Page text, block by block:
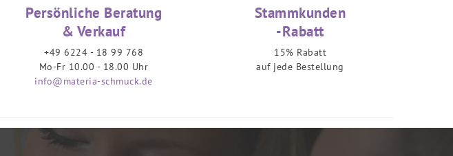
Persönliche Beratung
& Verkauf
+49 6224 - 18 99 768
Mo-Fr 10.00 - 18.00 Uhr
info@materia-schmuck.de
Stammkunden
-Rabatt
15% Rabatt
auf jede Bestellung